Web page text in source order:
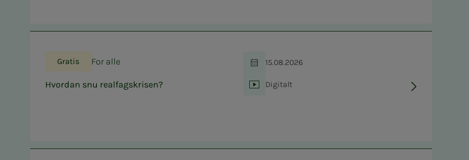
Gratis For alle
Hvordan snu realfagskrisen?
Tid
15.08.2026
Sted
Digitalt